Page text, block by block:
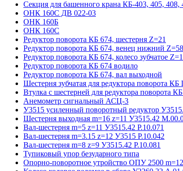
Секция для башенного крана КБ-403, 405, 408,
ОНК 160С ДВ 022-03
ОНК 160Б
ОНК 160С
Редуктор поворота КБ 674, шестерня Z=21
Редуктор поворота КБ 674, венец нижний Z=58
Редуктор поворота КБ 674, колесо зубчатое
Редуктор поворота КБ 674 водило
Редуктор поворота КБ 674, вал выходной
Шестерня зубчатая для редуктора поворота
Втулка с шестерней для редуктора поворота
Анемометр сигнальный АСЦ-3
У3515 усиленный поворотный редуктор
Шестерня выходная m=16 z=11 У3515.42
Вал-шестерня m=5 z=11 У3515.42 Р.10.071
Вал-шестерня m=3.15 z=12 У3515 Р.10.042
Вал-шестерня m=8 z=9 У3515.42 Р.10.081
Тупиковый упор безударного типа
Опорно-поворотное утройство ОПУ 2500